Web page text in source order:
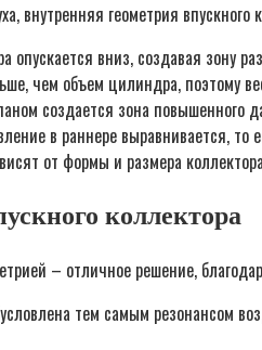
внутренняя геометрия
вниз, создавая зону
чем объем цилиндра, поэтому
создается зона повышенного
в раннере выравнивается,
от формы и размера
коллектора
– отличное решение,
тем самым резонансом